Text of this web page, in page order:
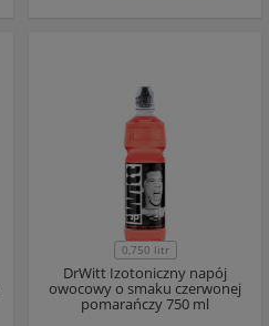
0,750 litr
DrWitt Izotoniczny napój
owocowy o smaku czerwonej
pomarańczy 750 ml